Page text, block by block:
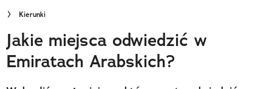
Wielki Konkurs Fotograficzny
Trendbook Podróżniczy
Polecane
Kierunki
Jakie miejsca odwiedzić w
Emiratach Arabskich?